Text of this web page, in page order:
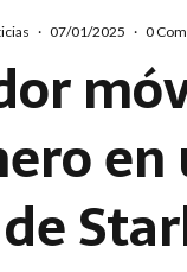
· 07/01/2025 · 0
en